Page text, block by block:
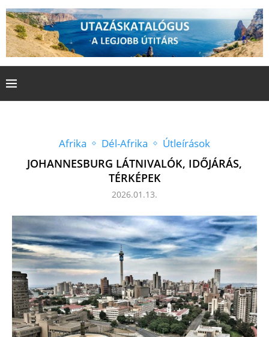
Afrika Dél-Afrika Útleírások
JOHANNESBURG LÁTNIVALÓK, IDŐJÁRÁS,
TÉRKÉPEK
2026.01.13.